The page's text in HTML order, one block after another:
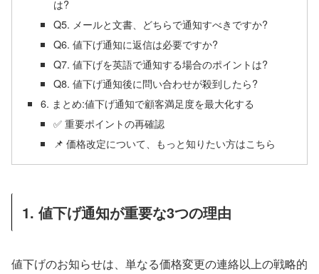
は?
Q5. メールと文書、どちらで通知すべきですか?
Q6. 値下げ通知に返信は必要ですか?
Q7. 値下げを英語で通知する場合のポイントは?
Q8. 値下げ通知後に問い合わせが殺到したら?
6. まとめ:値下げ通知で顧客満足度を最大化する
✅ 重要ポイントの再確認
📌 価格改定について、もっと知りたい方はこちら
1. 値下げ通知が重要な3つの理由
値下げのお知らせは、単なる価格変更の連絡以上の戦略的